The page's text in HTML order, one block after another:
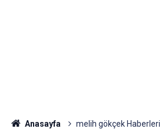
Anasayfa melih gökçek Haberleri